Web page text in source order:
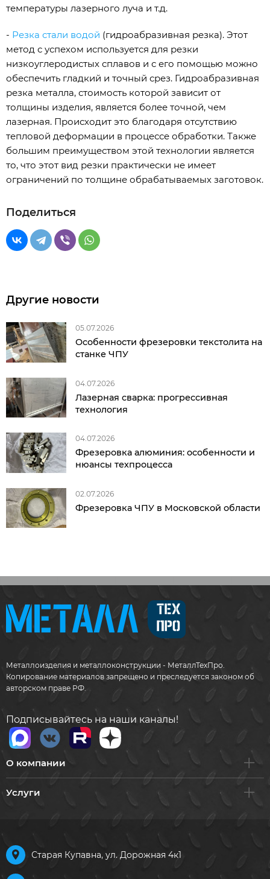
температуры лазерного луча и т.д.
- Резка стали водой (гидроабразивная резка). Этот
метод с успехом используется для резки
низкоуглеродистых сплавов и с его помощью можно
обеспечить гладкий и точный срез. Гидроабразивная
резка металла, стоимость которой зависит от
толщины изделия, является более точной, чем
лазерная. Происходит это благодаря отсутствию
тепловой деформации в процессе обработки. Также
большим преимуществом этой технологии является
то, что этот вид резки практически не имеет
ограничений по толщине обрабатываемых заготовок.
Поделиться
Другие новости
05.07.2026
Особенности фрезеровки текстолита на
станке ЧПУ
04.07.2026
Лазерная сварка: прогрессивная
технология
04.07.2026
Фрезеровка алюминия: особенности и
нюансы техпроцесса
02.07.2026
Фрезеровка ЧПУ в Московской области
Металлоизделия и металлоконструкции - МеталлТехПро.
Копирование материалов запрещено и преследуется законом об
авторском праве РФ.
Подписывайтесь на наши каналы!
О компании
Услуги
Старая Купавна, ул. Дорожная 4к1